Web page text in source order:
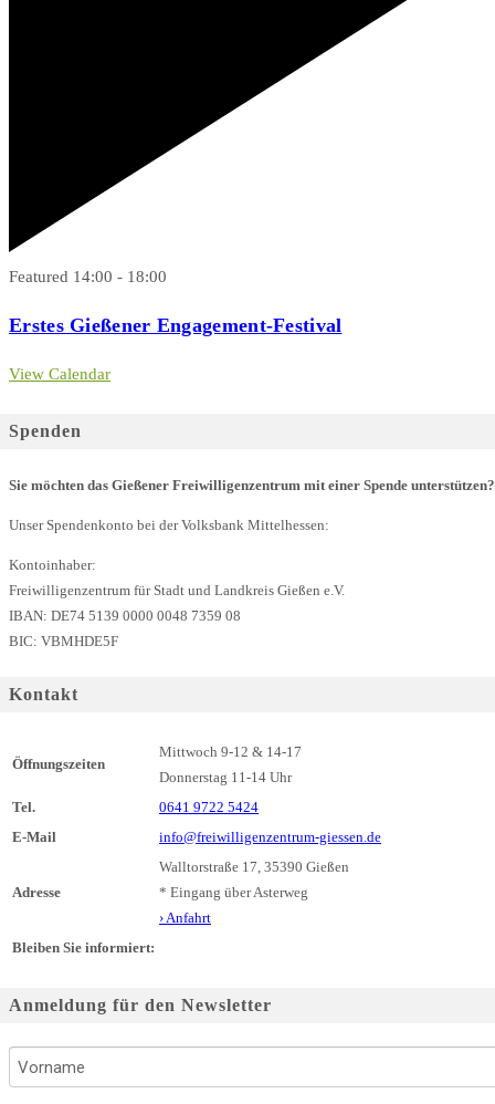
Featured 14:00 - 18:00
Erstes Gießener Engagement-Festival
View Calendar
Spenden
Sie möchten das Gießener Freiwilligenzentrum mit einer Spende unterstützen?
Unser Spendenkonto bei der Volksbank Mittelhessen:
Kontoinhaber:
Freiwilligenzentrum für Stadt und Landkreis Gießen e.V.
IBAN: DE74 5139 0000 0048 7359 08
BIC: VBMHDE5F
Kontakt
Öffnungszeiten
Mittwoch 9-12 & 14-17
Donnerstag 11-14 Uhr
Tel.
0641 9722 5424
E-Mail
info@freiwilligenzentrum-giessen.de
Adresse
Walltorstraße 17, 35390 Gießen
* Eingang über Asterweg
› Anfahrt
Bleiben Sie informiert:
Anmeldung für den Newsletter